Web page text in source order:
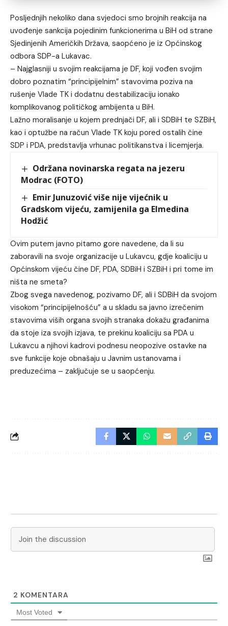
Posljednjih nekoliko dana svjedoci smo brojnih reakcija na
uvođenje sankcija pojedinim funkcionerima u BiH od strane
Sjedinjenih Američkih Država, saopćeno je iz Općinskog
odbora SDP-a Lukavac.
– Najglasniji u svojim reakcijama je DF, koji vođen svojim
dobro poznatim “principijelnim” stavovima poziva na
rušenje Vlade TK i dodatnu destabilizaciju ionako
komplikovanog političkog ambijenta u BiH.
Lažno moralisanje u kojem prednjači DF, ali i SDBiH te SZBiH,
kao i optužbe na račun Vlade TK koju pored ostalih čine
SDP i PDA, predstavlja vrhunac politikanstva i licemjerja.
Održana novinarska regata na jezeru
Modrac (FOTO)
Emir Junuzović više nije vijećnik u
Gradskom vijeću, zamijenila ga Elmedina
Hodžić
Ovim putem javno pitamo gore navedene, da li su
zaboravili na svoje organizacije u Lukavcu, gdje koaliciju u
Općinskom vijeću čine DF, PDA, SDBiH i SZBiH i pri tome im
ništa ne smeta?
Zbog svega navedenog, pozivamo DF, ali i SDBiH da svojom
visokom “principijelnošću” a u skladu sa javno izrečenim
stavovima viših organa svojih stranaka dokažu građanima
da stoje iza svojih izjava, te prekinu koaliciju sa PDA u
Lukavcu a njihovi kadrovi podnesu neopozive ostavke na
sve funkcije koje obnašaju u Javnim ustanovama i
preduzećima – zaključuje se u saopćenju.
2 KOMENTARA
Most Voted